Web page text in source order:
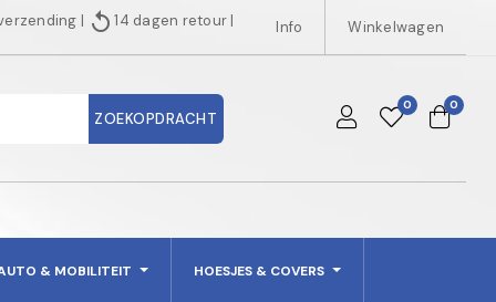
| replay14 dagen retour | Info Winkelwagen
ZOEKOPDRACHT
0 0
& MOBILITEIT HOESJES & COVERS